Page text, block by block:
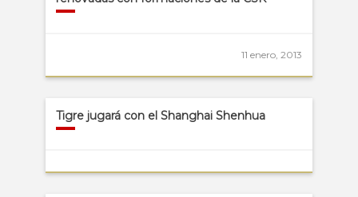
11 enero, 2013
Tigre jugará con el Shanghai Shenhua